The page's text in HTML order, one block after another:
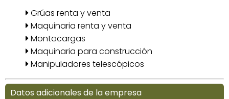
Grúas renta y venta
Maquinaria renta y venta
Montacargas
Maquinaria para construcción
Manipuladores telescópicos
Datos adicionales de la empresa